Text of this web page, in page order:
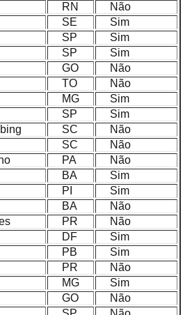
RN
Não
SE
Sim
SP
Sim
SP
Sim
GO
Não
TO
Não
MG
Sim
SP
Sim
SC
Não
SC
Não
PA
Não
BA
Sim
PI
Sim
BA
Não
PR
Não
DF
Sim
PB
Sim
PR
Não
MG
Sim
GO
Não